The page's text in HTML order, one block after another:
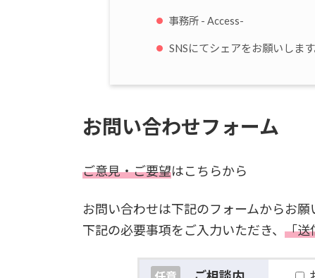
事務所 - Access-
SNSにてシェアをお願いします
お問い合わせフォーム
ご意見・ご要望はこちらから
お問い合わせは下記のフォームからお願
下記の必要事項をご入力いただき、 「送